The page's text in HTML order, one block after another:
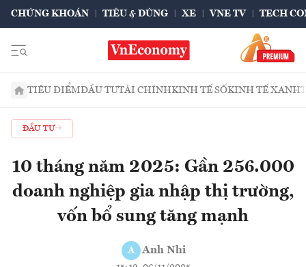
CHỨNG KHOÁN TIÊU & DÙNG XE VNE TV TECH
TIÊU ĐIỂMĐẦU TƯTÀI CHÍNHKINH TẾ SỐKINH TẾ XANH
ĐẦU TƯ
10 tháng năm 2025: Gần 256.000
doanh nghiệp gia nhập thị trường,
vốn bổ sung tăng mạnh
A Anh Nhi